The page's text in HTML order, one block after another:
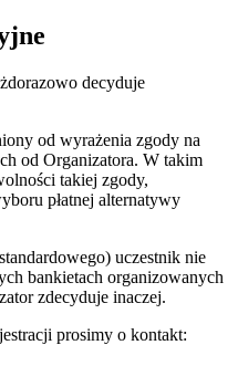
decyduje
od wyrażenia zgody na
od Organizatora. W takim
takiej zgody,
płatnej alternatywy
uczestnik nie
bankietach organizowanych
zdecyduje inaczej.
prosimy o kontakt: